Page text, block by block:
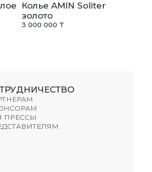
Колье AMIN Soliter Amin
золото
3 000 000 ₸
ПРЕССЫ